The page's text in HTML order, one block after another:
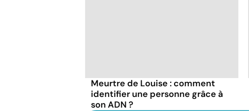
Meurtre de Louise : comment
identifier une personne grâce à
son ADN ?